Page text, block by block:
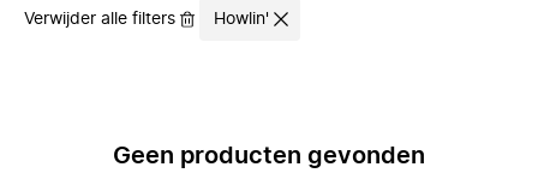
Verwijder alle filters Howlin'
Geen producten gevonden